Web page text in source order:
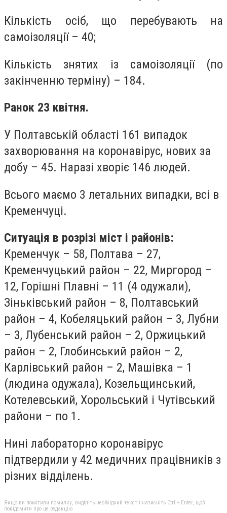
Кількість осіб, що перебувають на
самоізоляції – 40;
Кількість знятих із самоізоляції (по
закінченню терміну) – 184.
Ранок 23 квітня.
У Полтавській області 161 випадок
захворювання на коронавірус, нових за
добу – 45. Наразі хворіє 146 людей.
Всього маємо 3 летальних випадки, всі в
Кременчуці.
Ситуація в розрізі міст і районів:
Кременчук – 58, Полтава – 27,
Кременчуцький район – 22, Миргород –
12, Горішні Плавні – 11 (4 одужали),
Зіньківський район – 8, Полтавський
район – 4, Кобеляцький район – 3, Лубни
– 3, Лубенський район – 2, Оржицький
район – 2, Глобинський район – 2,
Карлівський район – 2, Машівка – 1
(людина одужала), Козельщинський,
Котелевський, Хорольський і Чутівський
райони – по 1.
Нині лабораторно коронавірус
підтвердили у 42 медичних працівників з
різних відділень.
Якщо ви помітили помилку, виділіть необхідний текст і натисніть Ctrl + Enter, щоб
повідомити про це редакцію